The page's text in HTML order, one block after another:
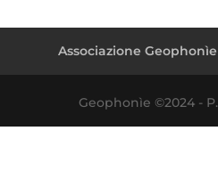
Associazione Geophonìe
Geophonìe ©2024 -